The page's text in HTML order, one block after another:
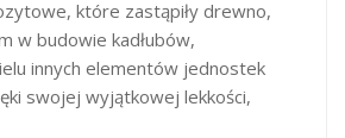
które zastąpiły drewno,
w budowie kadłubów,
innych elementów jednostek
swojej wyjątkowej lekkości,